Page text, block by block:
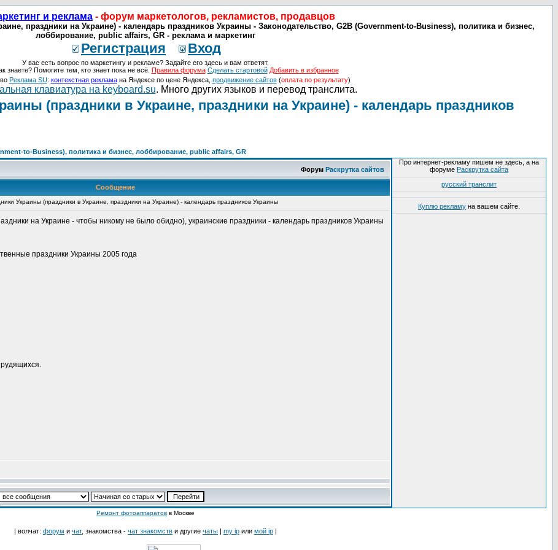
и реклама - форум маркетологов, рекламистов, продавцов
праздники на Украине) - календарь праздников Украины - Законодательство, G2B (Government-to-Business), политика и бизнес,
лоббирование, public affairs, GR - реклама и маркетинг
Регистрация Вход
У вас есть вопрос по маркетингу и рекламе? Задайте его здесь и вам ответят.
знаете? Помогите тем, кто знает пока не всё. Правила форума Сделать стартовой Добавить в избранное
Реклама SU: контекстная рекламана Яндексе по цене Яндекса, продвижение сайтов(оплата по результату)
клавиатура на keyboard.su. Много других языков и перевод транслита.
(праздники в Украине, праздники на Украине) - календарь праздников
to-Business), политика и бизнес, лоббирование, public affairs, GR
Форум Раскрутка сайтов
Сообщение
Украины (праздники в Украине, праздники на Украине) - календарь праздников Украины
на Украине - чтобы никому не было обидно), украинские праздники - календарь праздников Украины
праздники Украины 2005 года
Про интернет-рекламу пишем не здесь, а на
форуме Раскрутка сайта
русский транслит
Куплю рекламу на вашем сайте.
Ремонт фотоаппаратов в Москве
| волчат: форум и чат, знакомства - чат знакомств и другие чаты | my ip или мой ip |